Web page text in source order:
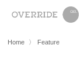
Home 〉 Feature